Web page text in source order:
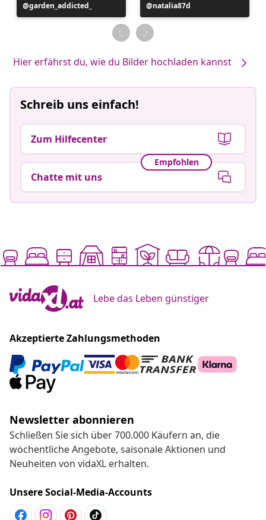
Beitrag
veröffentlicht
garden_addicted_
Beitrag
veröffentlicht
von
natalia87d
Hier erfährst du, wie du Bilder hochladen kannst
Schreib uns einfach!
Zum Hilfecenter
Empfohlen
Chatte mit uns
Lebe das Leben günstiger
Akzeptierte Zahlungsmethoden
Newsletter abonnieren
Schließen Sie sich über 700.000 Käufern an, die
wöchentliche Angebote, saisonale Aktionen und
Neuheiten von vidaXL erhalten.
Unsere Social-Media-Accounts